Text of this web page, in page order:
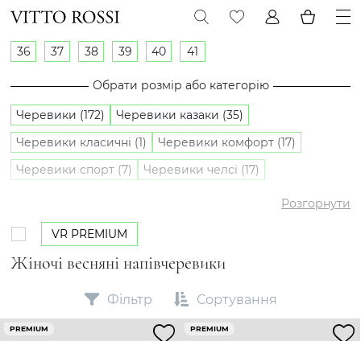
Жіночі весняні напівчеревики
36 37 38 39 40 41
Обрати розмір або категорію
Черевики (172)
Черевики казаки (35)
Черевики класичні (1)
Черевики комфорт (17)
Черевики спорт (7)
Черевики челсі (17)
Розгорнути
VR PREMIUM
Фільтр Сортування
PREMIUM PREMIUM